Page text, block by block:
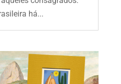
há...